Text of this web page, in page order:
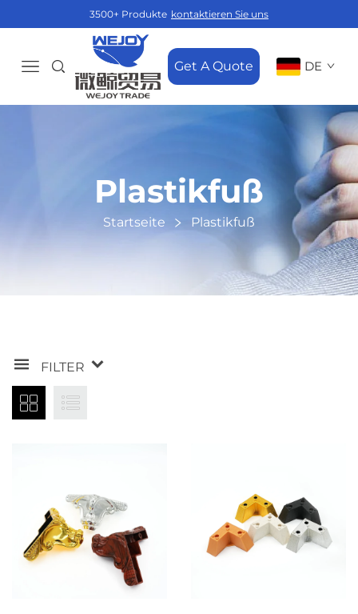
3500+ Produkte kontaktieren Sie uns
Get A Quote DE
Plastikfuß
Startseite Plastikfuß
FILTER